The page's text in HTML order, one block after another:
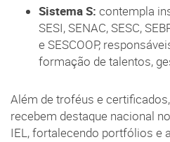
Sistema S: contempla
SESI, SENAC, SESC,
e SESCOOP,
formação de talentos,
Além de troféus e
recebem destaque nacional
IEL, fortalecendo portfólios e